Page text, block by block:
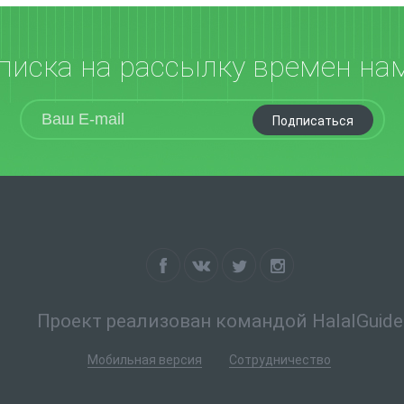
на рассылку времен
Подписаться
Проект реализован командой HalalGuide
Мобильная версия Сотрудничество